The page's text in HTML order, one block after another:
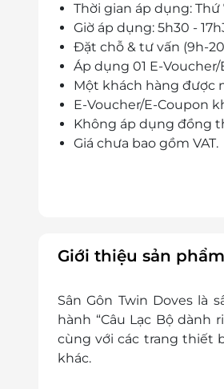
Thời gian áp dụng: Thứ
Giờ áp dụng: 5h30 -
Đặt chỗ & tư vấn (9h-
Áp dụng 01 E-
Một khách hàng được
E-Voucher/E-Coupon
Không áp dụng đồng
Giá chưa bao gồm VAT.
Giới thiệu sản phẩm
Sân Gôn Twin Doves là
hành “Câu Lạc Bộ dành
cùng với các trang thiết
khác.